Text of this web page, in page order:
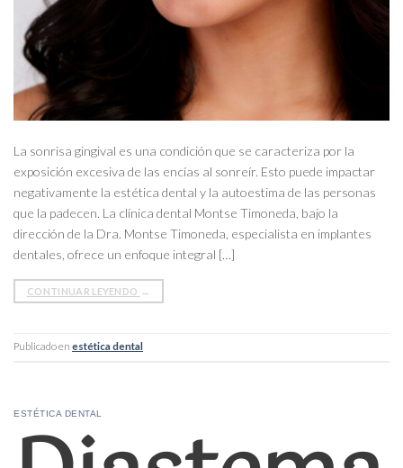
La sonrisa gingival es una condición que se caracteriza por la
exposición excesiva de las encías al sonreír. Esto puede impactar
negativamente la estética dental y la autoestima de las personas
que la padecen. La clínica dental Montse Timoneda, bajo la
dirección de la Dra. Montse Timoneda, especialista en implantes
dentales, ofrece un enfoque integral […]
CONTINUAR LEYENDO →
Publicado en estética dental
ESTÉTICA DENTAL